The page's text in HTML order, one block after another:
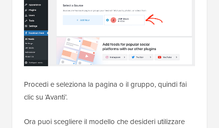
Procedi e seleziona la pagina o il gruppo, quindi fai
clic su ‘Avanti’.
Ora puoi scegliere il modello che desideri utilizzare